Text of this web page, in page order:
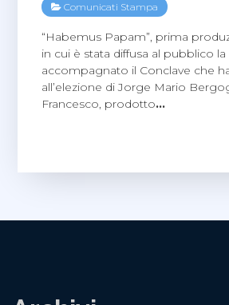
Comunicati Stampa
“Habemus Papam”, prima
in cui è stata diffusa al pubblico
accompagnato il Conclave che
all’elezione di Jorge Mario
Francesco, prodotto…